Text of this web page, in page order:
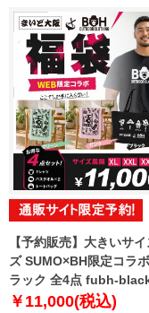
【予約販売】大きいサ
ズ SUMO×BH限定コラ
ラック 全4点 fubh-
sumo999-b【10月下旬
￥11,000(税込)